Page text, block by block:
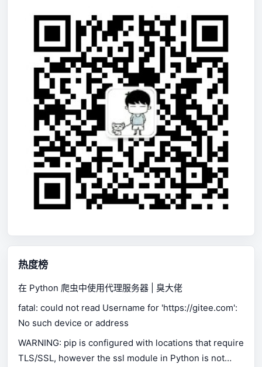
热度榜
在 Python 爬虫中使用代理服务器 | 臭大佬
fatal: could not read Username for 'https://gitee.com':
No such device or address
WARNING: pip is configured with locations that require
TLS/SSL, however the ssl module in Python is not